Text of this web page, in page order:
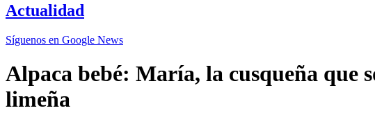
Actualidad
Síguenos en Google News
Alpaca bebé: María, la cusqueña que
limeña